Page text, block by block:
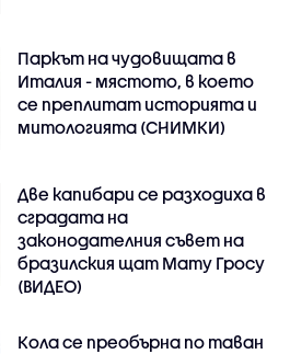
Паркът на чудовищата в
Италия - мястото, в което
се преплитат историята и
митологията (СНИМКИ)
Две капибари се разходиха в
сградата на
законодателния съвет на
бразилския щат Мату Гросу
(ВИДЕО)
Кола се преобърна по таван